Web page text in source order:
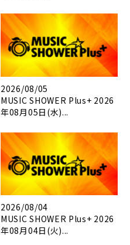
2026/08/05
MUSIC SHOWER Plus+ 2026
年08月05日(水)...
2026/08/04
MUSIC SHOWER Plus+ 2026
年08月04日(火)...